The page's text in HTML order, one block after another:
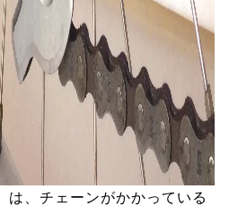
は、チェーンがかかっている